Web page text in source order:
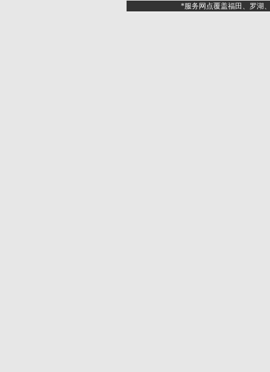
*服务网点覆盖福田、罗湖